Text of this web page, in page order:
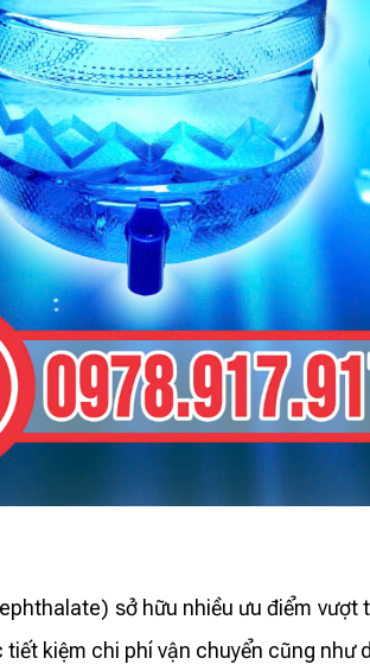
sở hữu nhiều ưu điểm
kiệm chi phí vận chuyển cũng như